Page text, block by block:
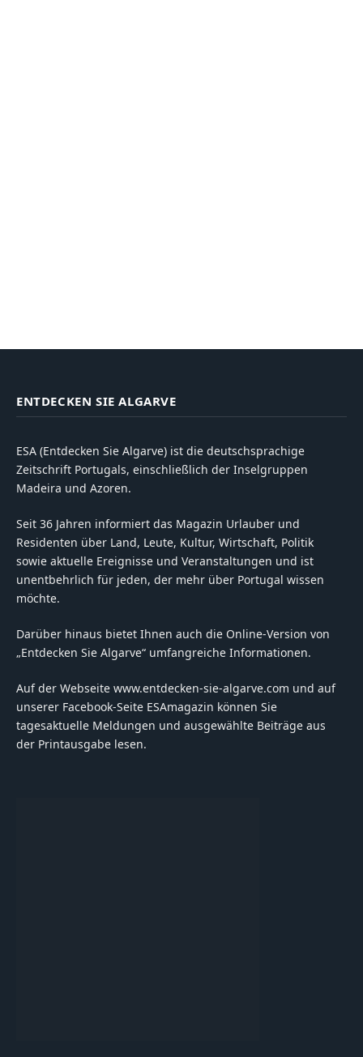
ENTDECKEN SIE ALGARVE
ESA (Entdecken Sie Algarve) ist die deutschsprachige
Zeitschrift Portugals, einschließlich der Inselgruppen
Madeira und Azoren.
Seit 36 Jahren informiert das Magazin Urlauber und
Residenten über Land, Leute, Kultur, Wirtschaft, Politik
sowie aktuelle Ereignisse und Veranstaltungen und ist
unentbehrlich für jeden, der mehr über Portugal wissen
möchte.
Darüber hinaus bietet Ihnen auch die Online-Version von
„Entdecken Sie Algarve“ umfangreiche Informationen.
Auf der Webseite www.entdecken-sie-algarve.com und auf
unserer Facebook-Seite ESAmagazin können Sie
tagesaktuelle Meldungen und ausgewählte Beiträge aus
der Printausgabe lesen.